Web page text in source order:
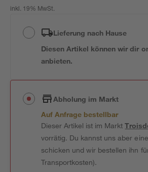
inkl. 19% MwSt.
Lieferung nach Hause
Diesen Artikel können wir dir
anbieten.
Abholung im Markt
Auf Anfrage bestellbar
Dieser Artikel ist im Markt
vorrätig. Du kannst uns aber
schicken und wir bestellen ihn
Transportkosten).